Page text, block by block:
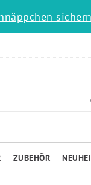
sichern
ZUBEHÖR